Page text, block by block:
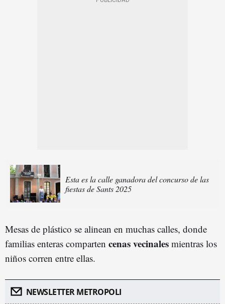
Esta es la calle ganadora del concurso de las
fiestas de Sants 2025
Mesas de plástico se alinean en muchas calles, donde
familias enteras comparten cenas vecinales mientras los
niños corren entre ellas.
NEWSLETTER METROPOLI